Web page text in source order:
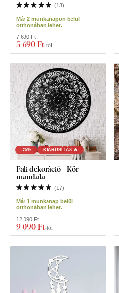
(13)
Már 2 munkanapon belül
otthonában lehet.
5 690 Ft-tól
7 690 Ft
-25% KIÁRUSÍTÁS 🔥
Fali dekoráció - Kör
mandala
(17)
Már 1 munkanap belül
otthonában lehet.
9 090 Ft-tól
12 090 Ft